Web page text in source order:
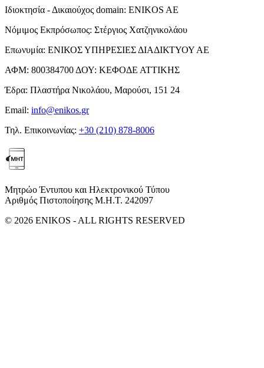
Ιδιοκτησία - Δικαιούχος domain: ENIKOS AE
Νόμιμος Εκπρόσωπος: Στέργιος Χατζηνικολάου
Επωνυμία: ΕΝΙΚΟΣ ΥΠΗΡΕΣΙΕΣ ΔΙΑΔΙΚΤΥΟΥ ΑΕ
ΑΦΜ: 800384700 ΔΟΥ: ΚΕΦΟΔΕ ΑΤΤΙΚΗΣ
Έδρα: Πλαστήρα Νικολάου, Μαρούσι, 151 24
Email: info@enikos.gr
Τηλ. Επικοινωνίας: +30 (210) 878-8006
Μητρώο Έντυπου και Ηλεκτρονικού Τύπου
Αριθμός Πιστοποίησης Μ.Η.Τ. 242097
© 2026 ENIKOS - ALL RIGHTS RESERVED